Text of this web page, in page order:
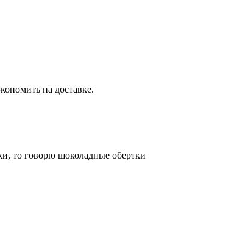
на доставке.
то говорю шоколадные обертки